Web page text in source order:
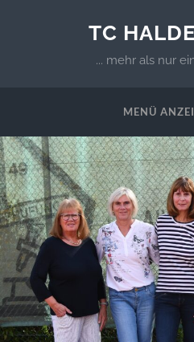
TC
... mehr als nur
MENÜ